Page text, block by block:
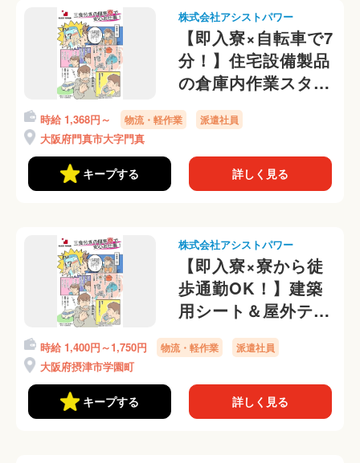
株式会社アシストパワー
【即入寮×自転車で7
分！】住宅設備製品
の倉庫内作業スタッ
フ募集！流れ作業で
ラクラク◎
時給 1,368円～ 物流・軽作業 派遣社員
大阪府門真市大字門真
キープする 詳しく見る
株式会社アシストパワー
【即入寮×寮から徒
歩通勤OK！】建築
用シート＆屋外テン
トの洗浄作業★日払
いOK！嬉しい寮費
時給 1,400円～1,750円 物流・軽作業 派遣社員
大阪府摂津市学園町
キープする 詳しく見る